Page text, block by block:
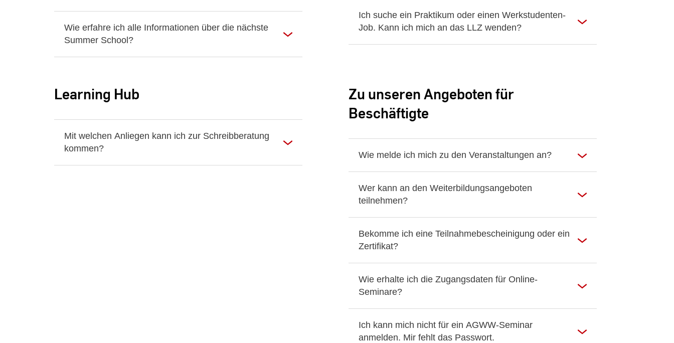
Wie erfahre ich alle Informationen über die nächste
Summer School?
Ich suche ein Praktikum oder einen Werkstudenten-
Job. Kann ich mich an das LLZ wenden?
Learning Hub
Mit welchen Anliegen kann ich zur Schreibberatung
kommen?
Zu unseren Angeboten für
Beschäftigte
Wie melde ich mich zu den Veranstaltungen an?
Wer kann an den Weiterbildungsangeboten
teilnehmen?
Bekomme ich eine Teilnahmebescheinigung oder ein
Zertifikat?
Wie erhalte ich die Zugangsdaten für Online-
Seminare?
Ich kann mich nicht für ein AGWW-Seminar
anmelden. Mir fehlt das Passwort.